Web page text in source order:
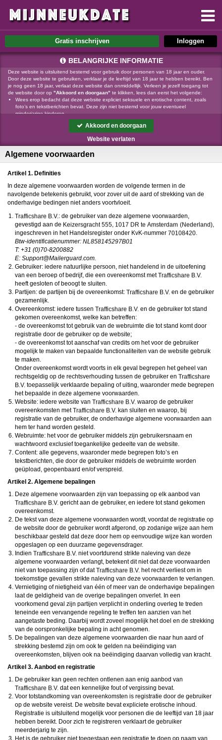
Gratis inschrijven
BELANGRIJKE INFORMATIE
Deze website is uitsluitend bestemd voor gebruik door personen van 18 jaar en ouder.
Door deze website te gebruiken, verklaar je de leeftijd van 18 jaar te hebben bereikt. Ben
je nog geen 18 jaar, verlaat deze website dan onmiddellijk. Verleen je jezelf toegang tot
de website door op "Akkoord en doorgaan" te klikken, lees dan eerst het volgende:
Wees erop bedacht dat deze website expliciet seksuele en erotische content, zoals
foto’s en tekstberichten bevat. Deze zijn niet bestemd voor jouw eventueel
minderjarige kinderen.
gebruikt functionele, analytische cookies, social media cookies en
vergelijkbare technieken, zoals Google Webmaster Tools, Google Analytics, Alexa
Certify, Yandex, Hotjar, Histats en Statcounter die automatisch gegevens kunnen
verzamelen wanneer je de website bezoekt. De gegevens verkregen uit de cookies,
teneinde het voor
Wees voorzichtig bij het praten met vreemden via deze website. Je weet immers nooit
achternaam, e-mailadres, huis- of werkadres, telefoonnummer of andere naar jou
herleidbare gegevens op deze website.
Zet iemand jou onder druk op deze website, bijvoorbeeld om persoonlijke of financiële
gegevens te verstrekken? Stop dan meteen met het communiceren met deze persoon.
Let er ook op dat mensen in staat zijn op een listige manier dergelijke gegevens van je
Voorkom dat jouw minderjarige kinderen met erotische of anderszins voor minderjarigen
ongeschikte online content in aanraking komen. Daarvoor enkele tips:
Installeer programma’s voor ouderlijk toezicht op jouw apparaat . Voorbeelden van
programma’s voor ouderlijk toezicht zijnNetnanny
. Deze programma’s werken zodanig dat toegang tot specifieke websites en
online inhoud worden geblokkeerd. Vaak blokkeren deze programma’s standaard al
een groot aantal websites waarvan algemeen verondersteld wordt dat deze
ongeschikt zijn voor minderjarigen. Door middel van updates kunnen daar steeds
nieuwe websites aan worden toegevoegd.
Neem contact op met jouw internetprovider
maken dat bepaalde informatie van internet wordt gefilterd. Je kunt jouw
internetprovider raadplegen om na te vragen of deze service ook voor jou mogelijk
is.
Controleer jouw webbrowser. Informeer je over de werking van jouw webbrowser
zodat je kunt zien welke websites door jouw minderjarige kinderen zijn bezocht.
Door in geval van ongewenste sitebezoeken jouw minderjarige kinderen daarop
aan te spreken, kun je jouw kinderen leren dat de websites niet voor hun geschikt
zijn. Bovendien kun je naar aanleiding daarvan beoordelen in hoeverre jouw kind
geïnteresseerd is in bepaalde websites, zodat je bovenstaande tips kunt hanteren.
Praat met jouw kinderen. Leer jouw minderjarige kinderen dat ze nooit
persoonsgegevens of persoonlijke informatie via internet moeten verstrekken aan
internet hoeft te zijn wie ze zeggen te zijn en dat men wel eens verkeerde
bedoelingen kan hebben als iemand via het internet contact opneemt met jouw
kind. Vertel jouw kinderen bovendien dat ze niet met vreemde andere minderjarigen
die zij online hebben ontmoet, moeten afspreken zonder daarover eerst met jou te
overleggen. Ook is het raadzaam jouw kind te vertellen dat hij jou meteen moet
laten weten wanneer iemand op internet contact met hem opneemt of wanneer
jouw kind seksueel getinte content of andere content waarvan hij schrikt, op
internet tegenkomt.
Via deze website verleent
chatdiensten voor entertainmentdoeleinden. Om van deze diensten gebruik te kunnen
maken, heb je credits nodig. Je ontvangt er bij jouw aanmelding een paar gratis, maar
daarna dien je voor credits te betalen. De kosten daarvoor tref je aan bij jouw
bestelling van credits en op de paginaKosten.
behoudt zich het recht voor om zelf profielen op deze website aan te
maken en namens deze profielen berichten aan jou als gebruiker te verzenden. Door
gefingeerd zijn. Deze gefingeerde profielen zijn alleen aangemaakt om berichten en
profiel zijn dan ook niet mogelijk.
Deze site wordt beschermd door reCAPTCHA, hetPrivacybeleiden deAlgemene
Voorwaardenvan Google zijn van toepassing.
hanteert een beschermplan met als doel het herkennen en in
bescherming nemen van consumenten die de aard van de diensten op deze website
mogelijk niet begrijpen. Het beschermplan houdt onder meer in dat jijzelf, maar ook
derden een toegangsverbod voor jou kunnen aanvragen. Meer informatie hierover tref
je aan op de paginaToegangsverbod.
Op het gebruik van deze website zijn dealgemene voorwaarden ,cookieverklaring
en
van toepassing. Door op
doorgaan"te klikken ga je met decookieverklaringenprivacybeleidakkoord.
Indien je je op de website registreert, ga je tevens akkoord met dealgemene
voorwaarden
Akkoord en doorgaan
Website verlaten
Algemene voorwaarden
Artikel 1. Definities
In deze algemene voorwaarden worden de volgende termen in de
navolgende betekenis gebruikt, voor zover uit de aard of strekking van de
onderhavige bedingen niet anders voortvloeit.
: de gebruiker van deze algemene voorwaarden,
gevestigd aan de
,
,
ingeschreven in het Handelsregister onder KvK-nummer
.
Btw-identificatienummer:
T: +31 (0)70-8200882
E: moc.draugreliaM@troppuS.
Gebruiker: iedere natuurlijke persoon, niet handelend in de uitoefening
van een beroep of bedrijf, die een overeenkomst met
heeft gesloten of beoogt te sluiten.
Partijen: de partijen bij de overeenkomst:
en de gebruiker
gezamenlijk.
Overeenkomst: iedere tussen
en de gebruiker tot stand
gekomen overeenkomst, welke kan betreffen:
- de overeenkomst tot gebruik van de webruimte die tot stand komt door
registratie door de gebruiker op de website;
- de overeenkomst tot aanschaf van credits om het voor de gebruiker
mogelijk te maken van bepaalde functionaliteiten van de website gebruik
te maken.
Onder overeenkomst wordt voorts in elk geval begrepen het geheel van
rechtsgeldig op de rechtsverhouding tussen de gebruiker en
toepasselijk verklaarde bepaling of uiting, waaronder mede begrepen
het bepaalde in deze algemene voorwaarden.
Website: iedere website van
waarop de gebruiker
overeenkomsten met
kan sluiten en waarop, bij
registratie van de gebruiker, de onderhavige algemene voorwaarden aan
hem ter hand worden gesteld.
Webruimte: het voor de gebruiker middels zijn gebruikersnaam en
wachtwoord exclusief toegankelijke gedeelte van de website.
Content: alle gegevens, waaronder mede begrepen foto’s en
tekstberichten, die door de gebruiker middels de webruimte worden
geüpload, geopenbaard en/of verspreid.
Artikel 2. Algemene bepalingen
Deze algemene voorwaarden zijn van toepassing op elk aanbod van
gericht aan de gebruiker, en iedere tot stand gekomen
overeenkomst.
De tekst van deze algemene voorwaarden wordt, voordat de registratie op
de website door de gebruiker wordt afgerond, op zodanige wijze aan hem
beschikbaar gesteld dat deze door hem op eenvoudige wijze kan worden
opgeslagen op een duurzame gegevensdrager.
Indien
niet voortdurend strikte naleving van deze
algemene voorwaarden verlangt, betekent dit niet dat deze voorwaarden
niet van toepassing zijn of dat
het recht verliest om in
toekomstige gevallen strikte naleving van deze voorwaarden te verlangen.
Vernietiging of nietigheid van één of meer van de onderhavige bepalingen
laat de geldigheid van de overige bepalingen onverlet. In een
voorkomend geval zijn partijen verplicht in onderling overleg te treden
teneinde een vervangende regeling te treffen ten aanzien van het
aangetaste beding. Daarbij wordt zoveel mogelijk het doel en de strekking
van de oorspronkelijke bepaling in acht genomen.
De bepalingen van deze algemene voorwaarden die naar hun aard of
strekking bestemd zijn om ook te gelden na beëindiging van
overeenkomsten, blijven ook na beëindiging daarvan volledig van kracht.
Artikel 3. Aanbod en registratie
De gebruiker kan geen rechten ontlenen aan enig aanbod van
dat een kennelijke fout of vergissing bevat.
Voor totstandkoming van overeenkomsten is registratie door de gebruiker
op de website vereist. De website bevat expliciete erotische inhoud.
Registratie is uitsluitend mogelijk voor personen die de leeftijd van 18 jaar
hebben bereikt. Door zich te registreren verklaart de gebruiker
meerderjarig te zijn.
Het is de gebruiker niet toegestaan een registratie te doen op naam van